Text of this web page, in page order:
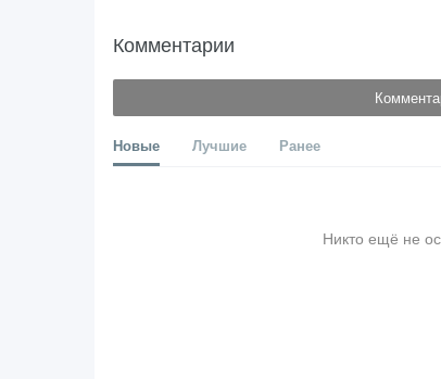
Комментарии
Новые Лучшие Ранее
Никто ещё не